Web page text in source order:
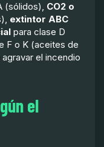
(sólidos), CO2 o
extintor ABC
para clase D
F o K (aceites de
el incendio
el